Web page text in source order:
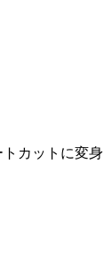
カットに変身